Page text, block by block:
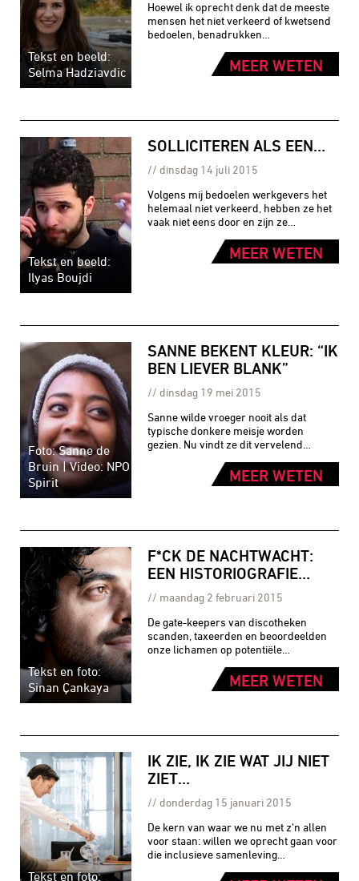
Tekst en beeld:
Selma Hadziavdic
Hoewel ik oprecht denk dat de meeste
mensen het niet verkeerd of kwetsend
bedoelen, benadrukken…
MEER WETEN
Tekst en beeld:
Ilyas Boujdi
SOLLICITEREN ALS EEN…
dinsdag 14 juli 2015
Volgens mij bedoelen werkgevers het
helemaal niet verkeerd, hebben ze het
vaak niet eens door en zijn ze…
MEER WETEN
Foto: Sanne de
Bruin | Video: NPO
Spirit
SANNE BEKENT KLEUR: “IK
BEN LIEVER BLANK”
dinsdag 19 mei 2015
Sanne wilde vroeger nooit als dat
typische donkere meisje worden
gezien. Nu vindt ze dit vervelend…
MEER WETEN
Tekst en foto:
Sinan Çankaya
F*CK DE NACHTWACHT:
EEN HISTORIOGRAFIE…
maandag 2 februari 2015
De gate-keepers van discotheken
scanden, taxeerden en beoordeelden
onze lichamen op potentiële…
MEER WETEN
Tekst en foto:
IK ZIE, IK ZIE WAT JIJ NIET
ZIET…
donderdag 15 januari 2015
De kern van waar we nu met z’n allen
voor staan: willen we oprecht gaan voor
die inclusieve samenleving…